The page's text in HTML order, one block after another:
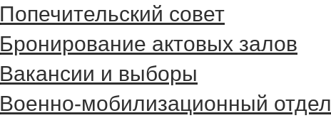
Попечительский совет
Бронирование актовых залов
Вакансии и выборы
Военно-мобилизационный отдел